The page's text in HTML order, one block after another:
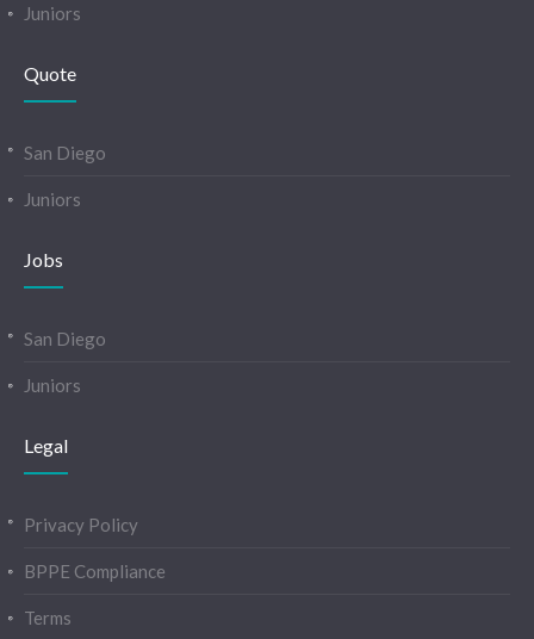
Juniors
Quote
San Diego
Juniors
Jobs
San Diego
Juniors
Legal
Privacy Policy
BPPE Compliance
Terms